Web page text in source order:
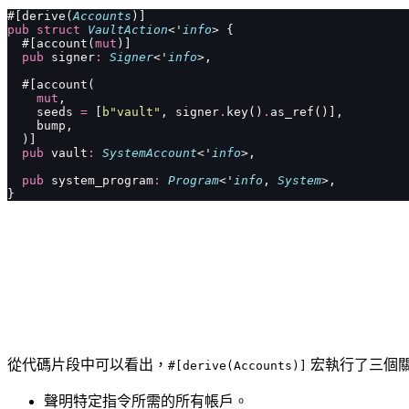
#[derive(Accounts )]
pub struct VaultAction<' info> {
  #[account(
mut )]
  pub
signer : Signer<' info>,
  #[account(
    mut
,
    seeds
= b"vault" , signer . key() . as_ref()],
    bump,
  )]
  pub
vault : SystemAccount<' info>,
  pub
system_program : Program<' info , System>,
}
從代碼片段中可以看出， #[derive(Accounts)] 宏執行了三個
聲明特定指令所需的所有帳戶。